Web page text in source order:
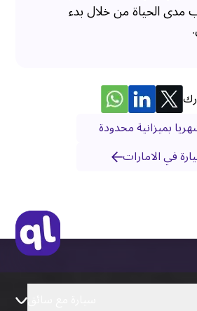
الحياة من خلال بدء
بميزانية محدودة
في الامارات